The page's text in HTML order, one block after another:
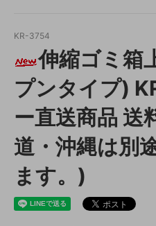
KR-3754
伸縮ゴミ箱
プンタイプ)
ー直送商品 送
道・沖縄は別
ます。)